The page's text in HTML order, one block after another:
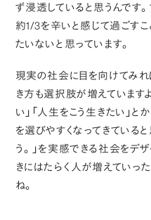
ず浸透していると思うんです
約1/3を辛いと感じて過ごすこ
たいないと思っています。
現実の社会に目を向けてみれ
き方も選択肢が増えています
い」「人生をこう生きたい」と
を選びやすくなってきている
う。」を実感できる社会をデ
きにはたらく人が増えていっ
ね。